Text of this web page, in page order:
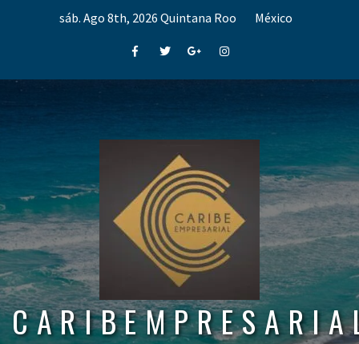
sáb. Ago 8th, 2026 Quintana Roo México
FacebookTwitterGoogle+Instagram